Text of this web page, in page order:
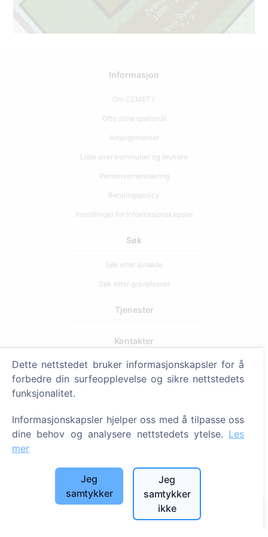
1
8
9
6
-
1
9
7 Ieva Švarcs
?
-
?
Informasjon
Om CEMETY
Ofte stilte spørsmål
Arrangementer
Liste over kommuner og brukere
Personvernerklæring
Betalingspolicy
Innstillinger for informasjonskapsler
Søk
Søk etter avdøde
Søk etter gravplasser
Tjenester
Kontakter
SIA "CEMETY", LV40103618951
371 29144816
Vi opererer over hele landet!
© 2013 - 2026 Cemety Alle rettigheter forbeholdt
Personvern og vilkår.
Dette nettstedet bruker informasjonskapsler for å
forbedre din surfeopplevelse og sikre nettstedets
funksjonalitet.
Informasjonskapsler hjelper oss med å tilpasse oss
dine behov og analysere nettstedets ytelse. Les
mer
Jeg
samtykker
Jeg
samtykker
ikke